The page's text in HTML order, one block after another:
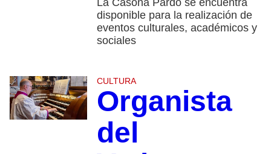
La Casona Pardo se encuentra
disponible para la realización de
eventos culturales, académicos y
sociales
CULTURA
Organista
del